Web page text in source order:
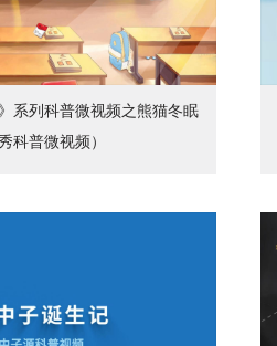
系列科普微视频之熊猫冬眠
科普微视频）